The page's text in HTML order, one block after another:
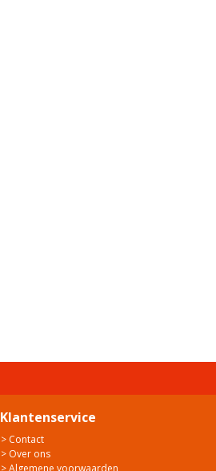
Klantenservice
> Contact
> Over ons
> Algemene voorwaarden